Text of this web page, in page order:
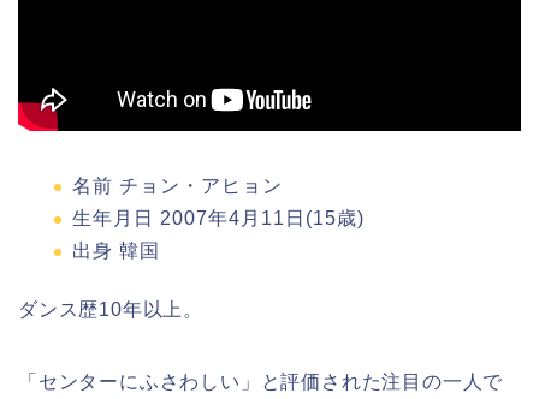
名前 チョン・アヒョン
生年月日 2007年4月11日(15歳)
出身 韓国
ダンス歴10年以上。
「センターにふさわしい」と評価された注目の一人で